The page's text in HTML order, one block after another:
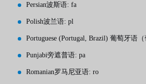
Persian波斯语: fa
Polish波兰语: pl
Portuguese (Portugal, Brazil) 葡萄牙语
Punjabi旁遮普语: pa
Romanian罗马尼亚语: ro